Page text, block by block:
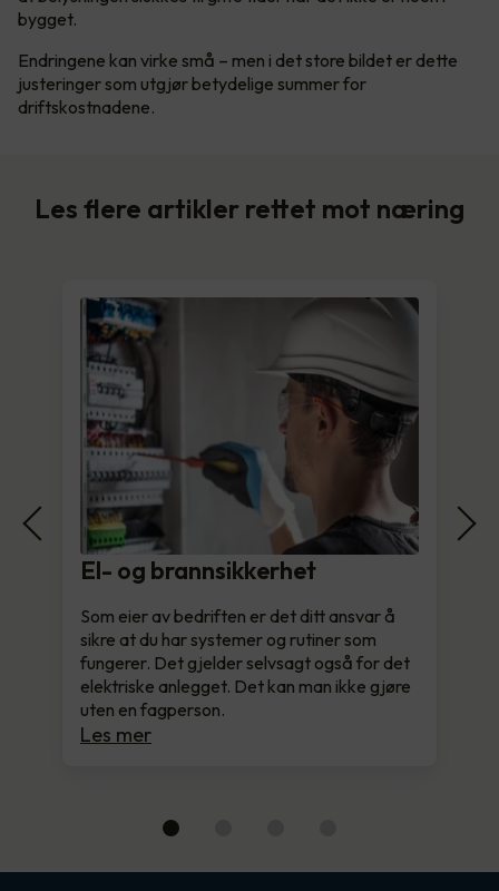
bygget.
Endringene kan virke små – men i det store bildet er dette
justeringer som utgjør betydelige summer for
driftskostnadene.
Les flere artikler rettet mot næring
El- og brannsikkerhet
Som eier av bedriften er det ditt ansvar å
sikre at du har systemer og rutiner som
fungerer. Det gjelder selvsagt også for det
elektriske anlegget. Det kan man ikke gjøre
uten en fagperson.
Les mer